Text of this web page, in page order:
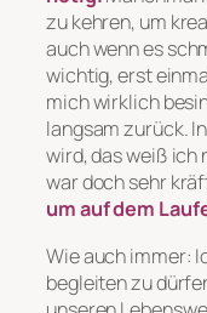
zu kehren, um
auch wenn es
wichtig, erst
mich wirklich
langsam zurück.
wird, das weiß ich
war doch sehr
um auf dem
Wie auch immer:
begleiten zu